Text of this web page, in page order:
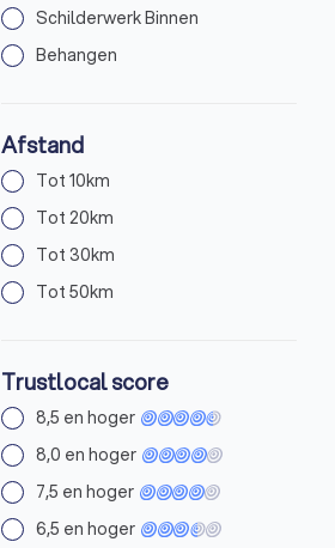
Schilderwerk Binnen
Behangen
Afstand
Tot 10km
Tot 20km
Tot 30km
Tot 50km
Trustlocal score
8,5 en hoger
8,0 en hoger
7,5 en hoger
6,5 en hoger